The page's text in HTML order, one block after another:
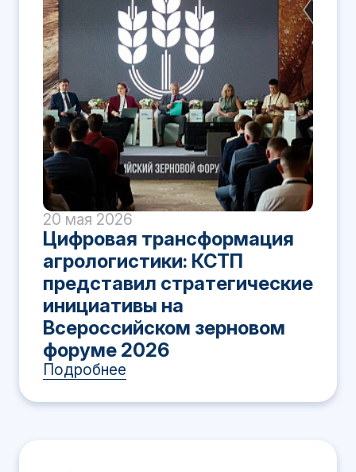
20 мая 2026
Цифровая трансформация
агрологистики: КСТП
представил стратегические
инициативы на
Всероссийском зерновом
форуме 2026
Подробнее